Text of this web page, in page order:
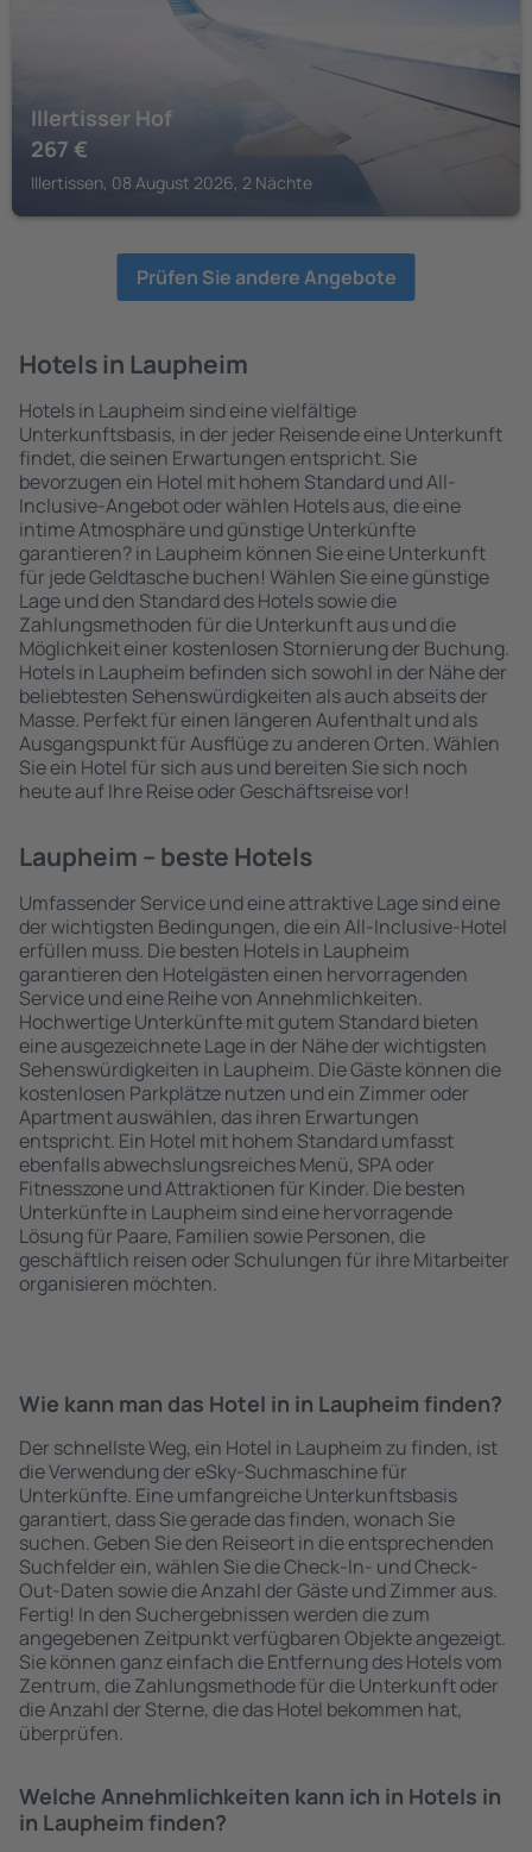
Illertisser Hof
267 €
Illertissen, 08 August 2026, 2 Nächte
Prüfen Sie andere Angebote
Hotels in Laupheim
Hotels in Laupheim sind eine vielfältige
Unterkunftsbasis, in der jeder Reisende eine Unterkunft
findet, die seinen Erwartungen entspricht. Sie
bevorzugen ein Hotel mit hohem Standard und All-
Inclusive-Angebot oder wählen Hotels aus, die eine
intime Atmosphäre und günstige Unterkünfte
garantieren? in Laupheim können Sie eine Unterkunft
für jede Geldtasche buchen! Wählen Sie eine günstige
Lage und den Standard des Hotels sowie die
Zahlungsmethoden für die Unterkunft aus und die
Möglichkeit einer kostenlosen Stornierung der Buchung.
Hotels in Laupheim befinden sich sowohl in der Nähe der
beliebtesten Sehenswürdigkeiten als auch abseits der
Masse. Perfekt für einen längeren Aufenthalt und als
Ausgangspunkt für Ausflüge zu anderen Orten. Wählen
Sie ein Hotel für sich aus und bereiten Sie sich noch
heute auf Ihre Reise oder Geschäftsreise vor!
Laupheim – beste Hotels
Umfassender Service und eine attraktive Lage sind eine
der wichtigsten Bedingungen, die ein All-Inclusive-Hotel
erfüllen muss. Die besten Hotels in Laupheim
garantieren den Hotelgästen einen hervorragenden
Service und eine Reihe von Annehmlichkeiten.
Hochwertige Unterkünfte mit gutem Standard bieten
eine ausgezeichnete Lage in der Nähe der wichtigsten
Sehenswürdigkeiten in Laupheim. Die Gäste können die
kostenlosen Parkplätze nutzen und ein Zimmer oder
Apartment auswählen, das ihren Erwartungen
entspricht. Ein Hotel mit hohem Standard umfasst
ebenfalls abwechslungsreiches Menü, SPA oder
Fitnesszone und Attraktionen für Kinder. Die besten
Unterkünfte in Laupheim sind eine hervorragende
Lösung für Paare, Familien sowie Personen, die
geschäftlich reisen oder Schulungen für ihre Mitarbeiter
organisieren möchten.
Wie kann man das Hotel in in Laupheim finden?
Der schnellste Weg, ein Hotel in Laupheim zu finden, ist
die Verwendung der eSky-Suchmaschine für
Unterkünfte. Eine umfangreiche Unterkunftsbasis
garantiert, dass Sie gerade das finden, wonach Sie
suchen. Geben Sie den Reiseort in die entsprechenden
Suchfelder ein, wählen Sie die Check-In- und Check-
Out-Daten sowie die Anzahl der Gäste und Zimmer aus.
Fertig! In den Suchergebnissen werden die zum
angegebenen Zeitpunkt verfügbaren Objekte angezeigt.
Sie können ganz einfach die Entfernung des Hotels vom
Zentrum, die Zahlungsmethode für die Unterkunft oder
die Anzahl der Sterne, die das Hotel bekommen hat,
überprüfen.
Welche Annehmlichkeiten kann ich in Hotels in
in Laupheim finden?